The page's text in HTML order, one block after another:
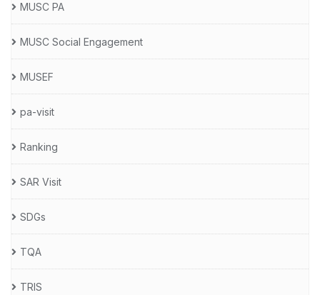
MUSC PA
MUSC Social Engagement
MUSEF
pa-visit
Ranking
SAR Visit
SDGs
TQA
TRIS